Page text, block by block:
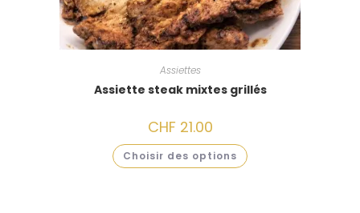
Assiettes
Assiette steak mixtes grillés
CHF 21.00
Choisir des options